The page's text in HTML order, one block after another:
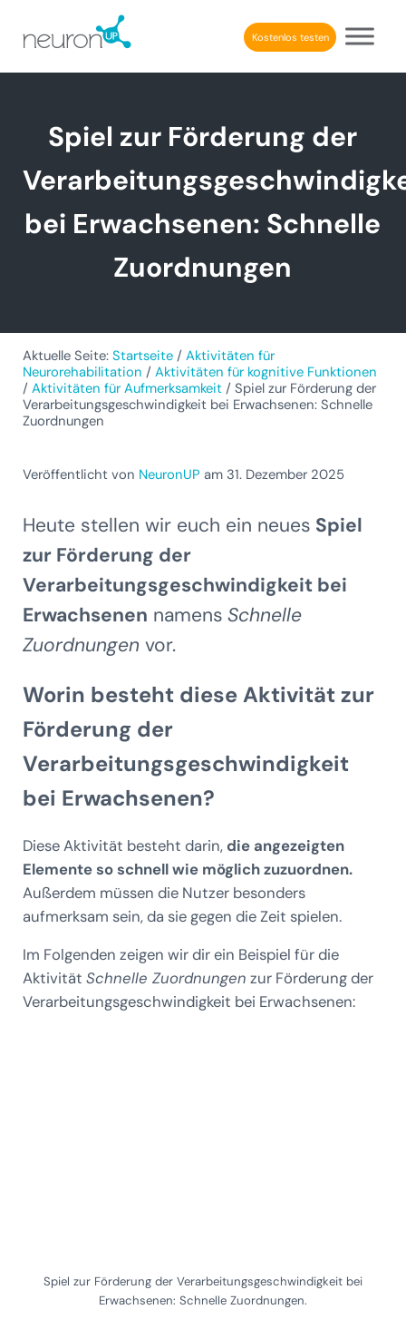
BERUFLICHE KOGNITIVE REHABILITATION
Kostenlos testen
Spiel zur Förderung der
bei Erwachsenen: Schnelle
Zuordnungen
Aktuelle Seite: Startseite / Aktivitäten für
Neurorehabilitation / Aktivitäten für kognitive Funktionen
/ Aktivitäten für Aufmerksamkeit / Spiel zur Förderung der
Verarbeitungsgeschwindigkeit bei Erwachsenen: Schnelle
Zuordnungen
Veröffentlicht von NeuronUP am 31. Dezember 2025
Heute stellen wir euch ein neues Spiel
zur Förderung der
Verarbeitungsgeschwindigkeit bei
Erwachsenen namens Schnelle
Zuordnungen vor.
Worin besteht diese Aktivität zur
Förderung der
Verarbeitungsgeschwindigkeit
bei Erwachsenen?
Diese Aktivität besteht darin, die angezeigten
Elemente so schnell wie möglich zuzuordnen.
Außerdem müssen die Nutzer besonders
aufmerksam sein, da sie gegen die Zeit spielen.
Im Folgenden zeigen wir dir ein Beispiel für die
Aktivität Schnelle Zuordnungen zur Förderung der
Verarbeitungsgeschwindigkeit bei Erwachsenen:
Spiel zur Förderung der Verarbeitungsgeschwindigkeit bei
Erwachsenen: Schnelle Zuordnungen.